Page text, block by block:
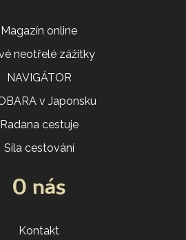
Magazín online
neotřelé zážitky
NAVIGÁTOR
v Japonsku
Radana cestuje
Síla cestování
O nás
Kontakt